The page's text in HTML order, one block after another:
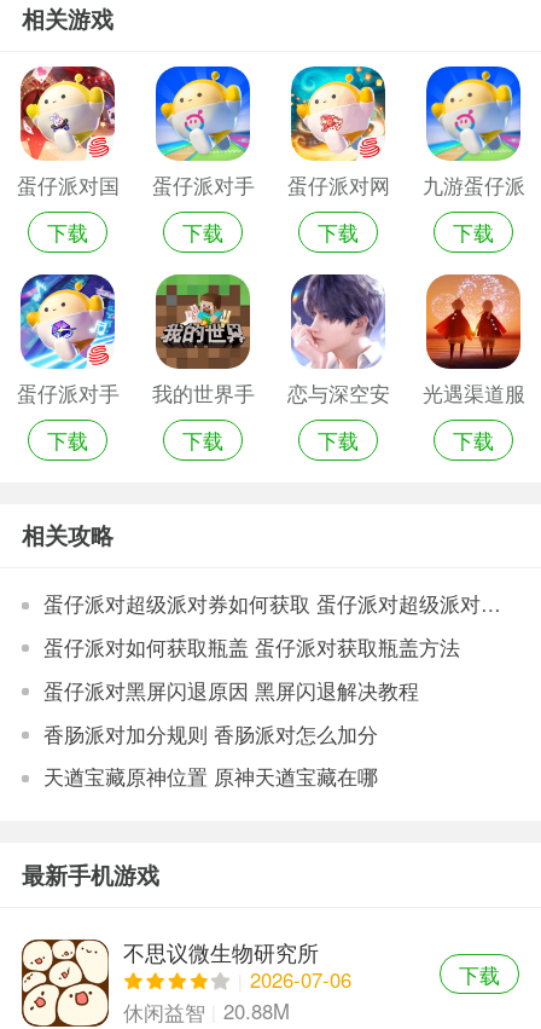
相关游戏
蛋仔派对国
际服
下载
蛋仔派对手
游测试服
下载
蛋仔派对网
易官服
下载
九游蛋仔派
对
下载
蛋仔派对手
游ios版
下载
我的世界手
游渠道服
下载
恋与深空安
卓渠道服
下载
光遇渠道服
下载
下载
相关攻略
蛋仔派对超级派对券如何获取 蛋仔派对超级派对券获取方式
蛋仔派对如何获取瓶盖 蛋仔派对获取瓶盖方法
蛋仔派对黑屏闪退原因 黑屏闪退解决教程
香肠派对加分规则 香肠派对怎么加分
天遒宝藏原神位置 原神天遒宝藏在哪
最新手机游戏
不思议微生物研究所
2026-07-06
休闲益智
20.88M
下载